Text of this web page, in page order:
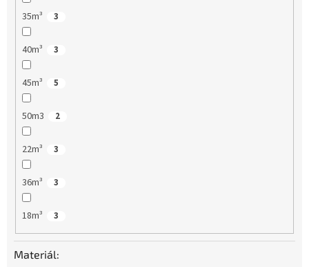
35m³ 3
40m³ 3
45m³ 5
50m3 2
22m³ 3
36m³ 3
18m³ 3
Materiál: